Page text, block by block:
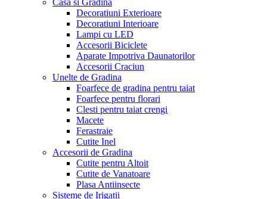
Decoratiuni Exterioare
Decoratiuni Interioare
Lampi cu LED
Accesorii Biciclete
Aparate Impotriva Daunatorilor
Accesorii Craciun
Unelte de Gradina
Foarfece de gradina pentru taiat
Foarfece pentru florari
Clesti pentru taiat crengi
Macete
Ferastraie
Cutite Inel
Accesorii de Gradina
Cutite pentru Altoit
Cutite de Vanatoare
Plasa Antiinsecte
Sisteme de Irigatii